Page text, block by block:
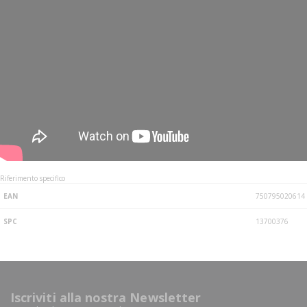
Riferimento specifico
EAN
750795020614
SPC 13700376
Iscriviti alla nostra Newsletter